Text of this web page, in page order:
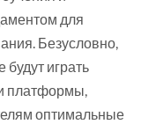
для
Безусловно,
играть
платформы,
оптимальные